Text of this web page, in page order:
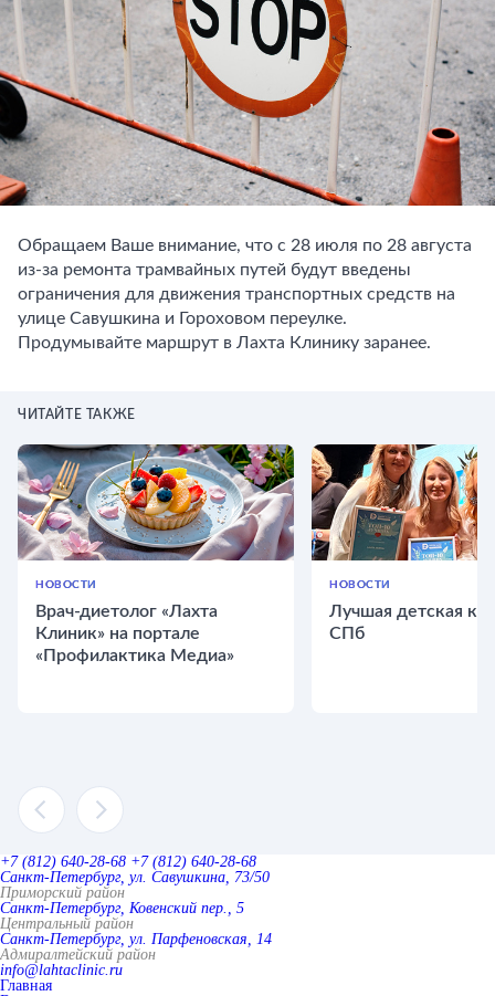
Обращаем Ваше внимание, что с 28 июля по 28 августа
из-за ремонта трамвайных путей будут введены
ограничения для движения транспортных средств на
улице Савушкина и Гороховом переулке.
Продумывайте маршрут в Лахта Клинику заранее.
ЧИТАЙТЕ ТАКЖЕ
НОВОСТИ
Врач-диетолог «Лахта
Клиник» на портале
«Профилактика Медиа»
НОВОСТИ
Лучшая детская
СПб
+7 (812) 640-28-68 +7 (812) 640-28-68
Санкт-Петербург, ул. Савушкина, 73/50
Приморский район
Санкт-Петербург, Ковенский пер., 5
Центральный район
Санкт-Петербург, ул. Парфеновская, 14
Адмиралтейский район
info@lahtaclinic.ru
Главная